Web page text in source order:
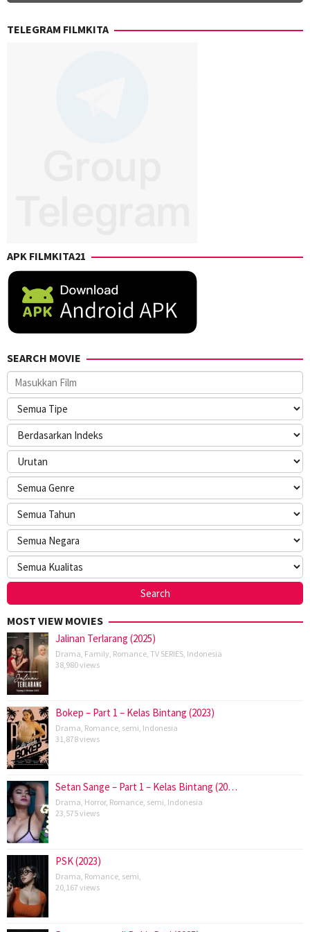
TELEGRAM FILMKITA
APK FILMKITA21
SEARCH MOVIE
MOST VIEW MOVIES
Jalinan Terlarang (2025)
Drama Family Romance TV SERIES Indonesia
38,980 views
Bokep – Part 1 – Kelas Bintang (2023)
Drama Romance semi Indonesia
31,878 views
Setan Sange – Part 1 – Kelas Bintang (20…
Drama Horror, Romance semi Indonesia
23,575 views
PSK (2023)
Drama Romance semi
20,167 views